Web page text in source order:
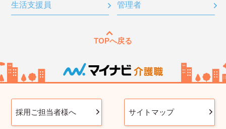
生活支援員 管理者
TOPへ戻る
採用ご担当者様へ サイトマップ